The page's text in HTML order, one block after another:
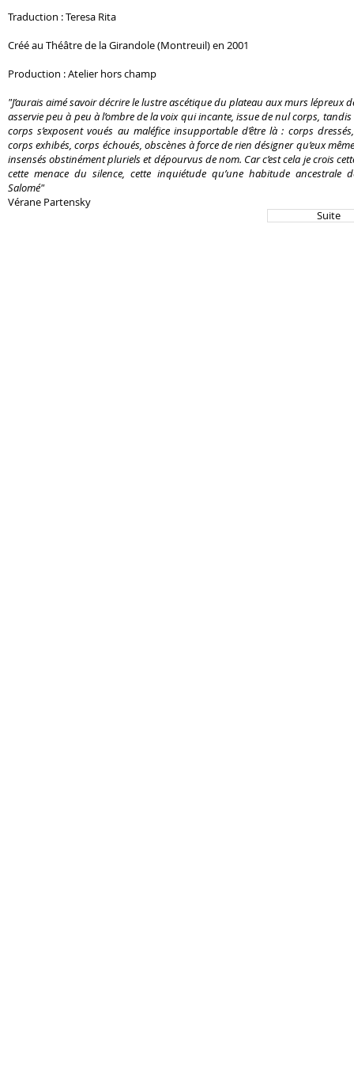
Traduction : Teresa Rita
Créé au Théâtre de la Girandole (Montreuil) en 2001
Production : Atelier hors champ
"J’aurais aimé savoir décrire le lustre ascétique du plateau aux murs lépreux
asservie peu à peu à l’ombre de la voix qui incante, issue de nul corps,
corps s’exposent voués au maléfice insupportable d’être là : corps
corps exhibés, corps échoués, obscènes à force de rien désigner qu’eux
insensés obstinément pluriels et dépourvus de nom. Car c’est cela je crois
cette menace du silence, cette inquiétude qu’une habitude ancestrale
Salomé"
Vérane Partensky
Suite